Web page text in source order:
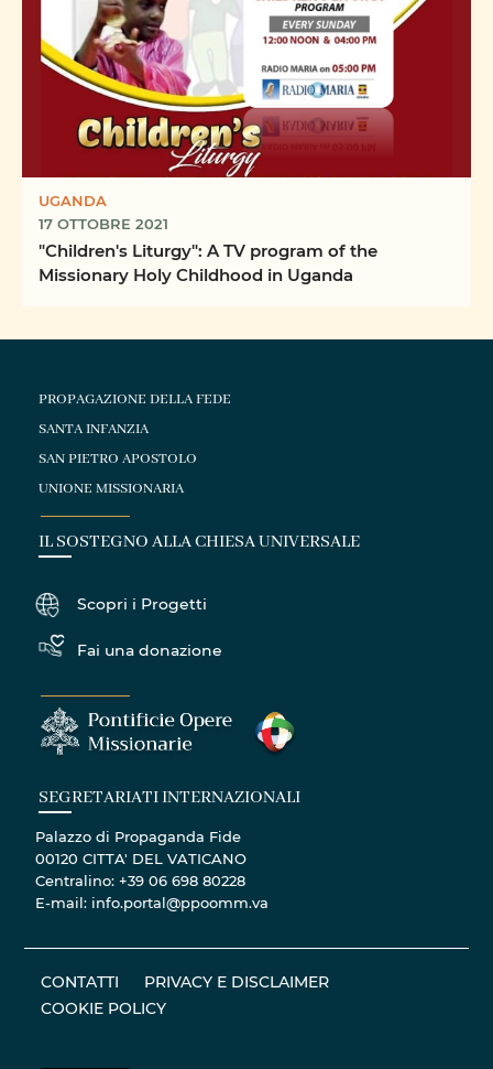
UGANDA
17 OTTOBRE 2021
"Children's Liturgy": A TV program of the
Missionary Holy Childhood in Uganda
PROPAGAZIONE DELLA FEDE
SANTA INFANZIA
SAN PIETRO APOSTOLO
UNIONE MISSIONARIA
IL SOSTEGNO ALLA CHIESA UNIVERSALE
Scopri i Progetti
Fai una donazione
SEGRETARIATI INTERNAZIONALI
Palazzo di Propaganda Fide
00120 CITTA' DEL VATICANO
Centralino: +39 06 698 80228
E-mail: info.portal@ppoomm.va
CONTATTI
PRIVACY E DISCLAIMER
COOKIE POLICY